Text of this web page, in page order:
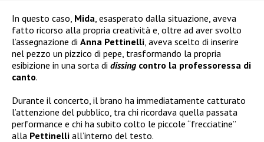
In questo caso, Mida , esasperato dalla situazione, aveva
fatto ricorso alla propria creatività e, oltre ad aver svolto
l’assegnazione di Anna Pettinelli , aveva scelto di inserire
nel pezzo un pizzico di pepe, trasformando la propria
esibizione in una sorta di dissing contro la professoressa di
canto.
Durante il concerto, il brano ha immediatamente catturato
l’attenzione del pubblico, tra chi ricordava quella passata
performance e chi ha subito colto le piccole “frecciatine”
alla Pettinelli all’interno del testo.